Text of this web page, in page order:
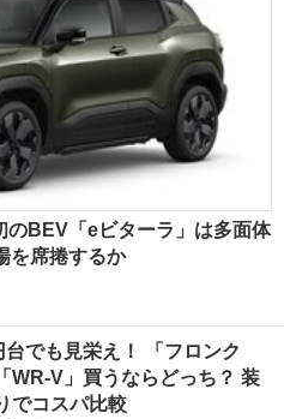
のBEV「eビターラ」は多面体
を席捲するか
台でも見栄え！ 「フロンク
WR-V」買うならどっち？ 装
でコスパ比較